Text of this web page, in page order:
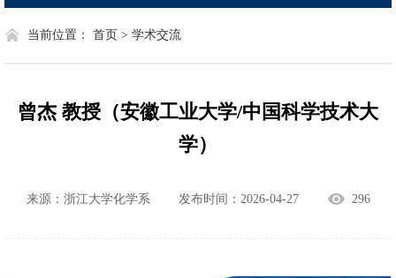
当前位置： 首页 > 学术交流
曾杰 教授（安徽工业大学/中国科学技术大
学）
来源：浙江大学化学系 发布时间：2026-04-27 296